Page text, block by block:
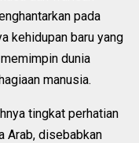
pada
kehidupan baru yang
dunia
manusia.
tingkat perhatian
Arab, disebabkan